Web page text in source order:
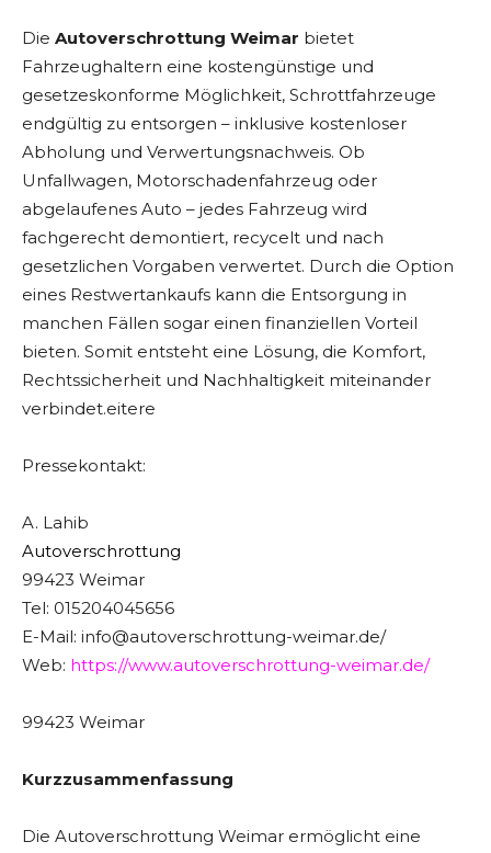
Die Autoverschrottung Weimar bietet
Fahrzeughaltern eine kostengünstige und
gesetzeskonforme Möglichkeit, Schrottfahrzeuge
endgültig zu entsorgen – inklusive kostenloser
Abholung und Verwertungsnachweis. Ob
Unfallwagen, Motorschadenfahrzeug oder
abgelaufenes Auto – jedes Fahrzeug wird
fachgerecht demontiert, recycelt und nach
gesetzlichen Vorgaben verwertet. Durch die Option
eines Restwertankaufs kann die Entsorgung in
manchen Fällen sogar einen finanziellen Vorteil
bieten. Somit entsteht eine Lösung, die Komfort,
Rechtssicherheit und Nachhaltigkeit miteinander
verbindet.eitere
Pressekontakt:
A. Lahib
Autoverschrottung
99423 Weimar
Tel: 015204045656
E-Mail: info@autoverschrottung-weimar.de/
Web: https://www.autoverschrottung-weimar.de/
99423 Weimar
Kurzzusammenfassung
Die Autoverschrottung Weimar ermöglicht eine